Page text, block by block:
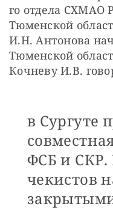
го отдела СХМАО
Тюменской
И.Н. Антонова
Тюменской
Кочневу И.В.
в Сургуте
ФСБ и
чекистов